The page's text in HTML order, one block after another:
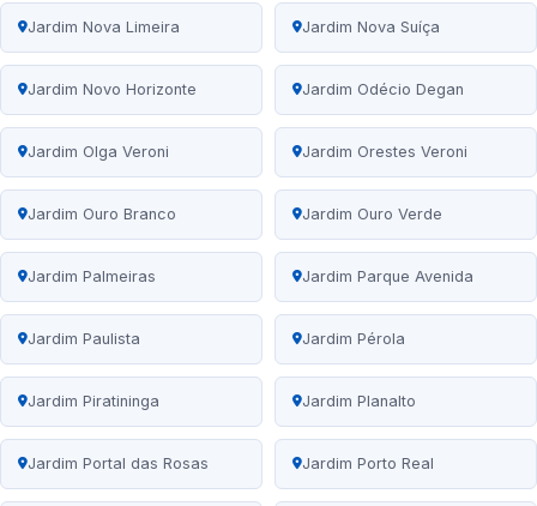
Jardim Nova Limeira Jardim Nova Suíça
Jardim Novo Horizonte Jardim Odécio Degan
Jardim Olga Veroni Jardim Orestes Veroni
Jardim Ouro Branco Jardim Ouro Verde
Jardim Palmeiras Jardim Parque Avenida
Jardim Paulista Jardim Pérola
Jardim Piratininga Jardim Planalto
Jardim Portal das Rosas Jardim Porto Real